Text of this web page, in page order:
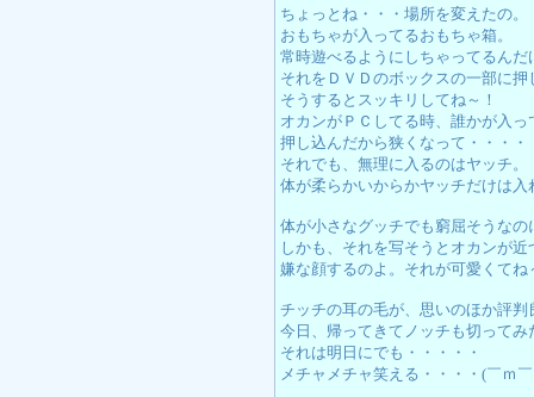
ちょっとね・・・場所を変えたの。
おもちゃが入ってるおもちゃ箱。
常時遊べるようにしちゃってるん
それをＤＶＤのボックスの一部に押
そうするとスッキリしてね～！
オカンがＰＣしてる時、誰かが入
押し込んだから狭くなって・・・・
それでも、無理に入るのはヤッチ。
体が柔らかいからかヤッチだけは入
体が小さなグッチでも窮屈そうなの
しかも、それを写そうとオカンが近
嫌な顔するのよ。それが可愛くてね
チッチの耳の毛が、思いのほか評判
今日、帰ってきてノッチも切ってみ
それは明日にでも・・・・・
メチャメチャ笑える・・・・(￣ｍ